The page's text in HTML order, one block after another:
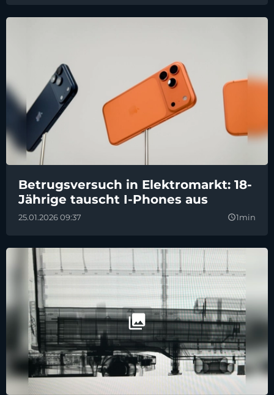
Betrugsversuch in Elektromarkt: 18-
Jährige tauscht I-Phones aus
25.01.2026 09:37 query_builder1min